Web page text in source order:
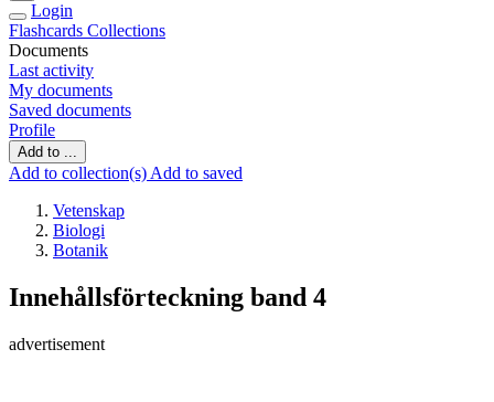
Login
Flashcards Collections
Documents
Last activity
My documents
Saved documents
Profile
Add to ...
Add to collection(s) Add to saved
Vetenskap
Biologi
Botanik
Innehållsförteckning band 4
advertisement